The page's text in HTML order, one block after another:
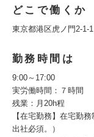
どこで働くか
東京都港区虎ノ門2-1-
勤務時間は
9:00～17:00
実労働時間：７時間
残業：月20h程
【在宅勤務】在宅勤
出社必須。）